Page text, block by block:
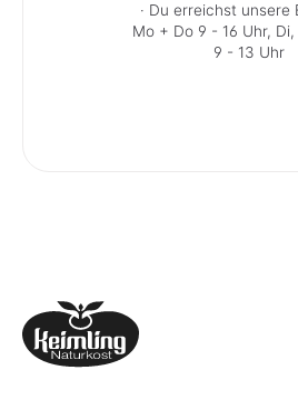
· Du erreichst unsere
Mo + Do 9 - 16 Uhr,
9 - 13 Uhr